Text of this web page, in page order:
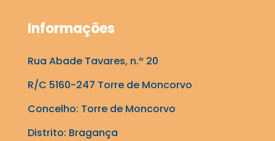
Informações
Rua Abade Tavares, n.º 20
R/C 5160-247 Torre de Moncorvo
Concelho: Torre de Moncorvo
Distrito: Bragança